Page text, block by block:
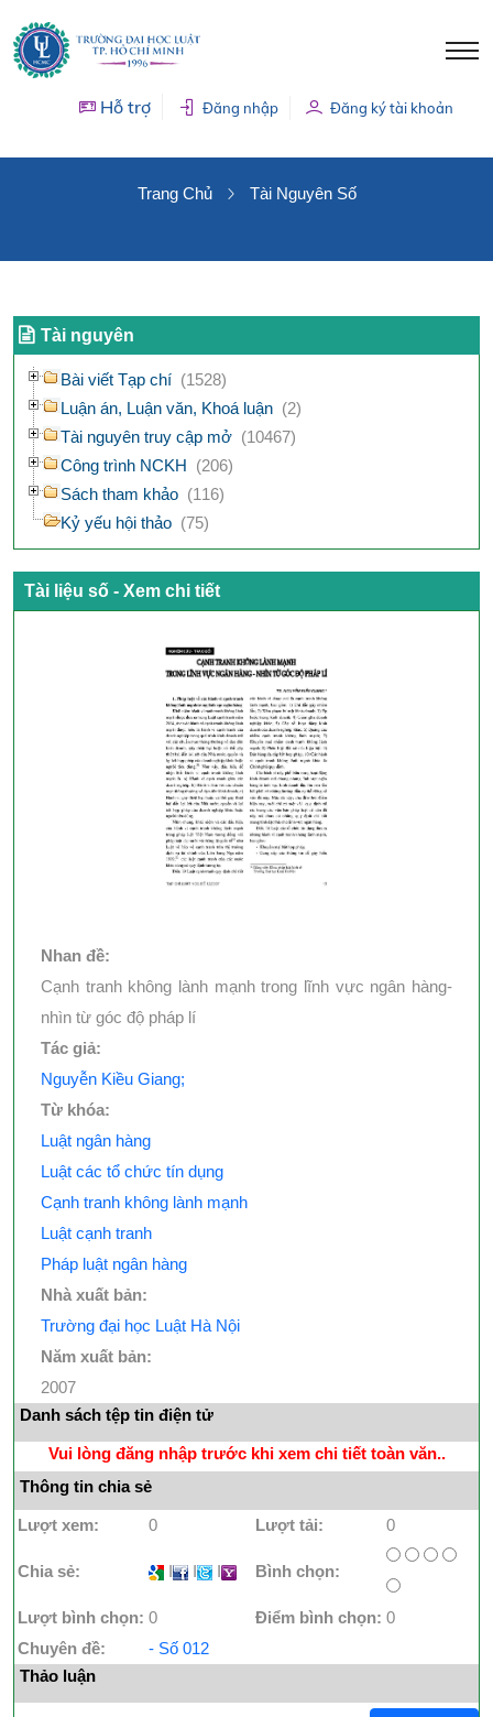
Hỗ trợ Đăng nhập Đăng ký tài khoản
Trang Chủ Tài Nguyên Số
Tài nguyên
Bài viết Tạp chí (1528)
Luận án, Luận văn, Khoá luận (2)
Tài nguyên truy cập mở (10467)
Công trình NCKH (206)
Sách tham khảo (116)
Kỷ yếu hội thảo (75)
Tài liệu số - Xem chi tiết
Nhan đề:
Cạnh tranh không lành mạnh trong lĩnh vực ngân hàng-
nhìn từ góc độ pháp lí
Tác giả:
Nguyễn Kiều Giang;
Từ khóa:
Luật ngân hàng
Luật các tổ chức tín dụng
Cạnh tranh không lành mạnh
Luật cạnh tranh
Pháp luật ngân hàng
Nhà xuất bản:
Trường đại học Luật Hà Nội
Năm xuất bản:
2007
Danh sách tệp tin điện tử
Vui lòng đăng nhập trước khi xem chi tiết toàn văn..
Thông tin chia sẻ
Lượt xem: 0 Lượt tải: 0
Chia sẻ: I I I Bình chọn:
Lượt bình chọn: 0 Điểm bình chọn: 0
Chuyên đề:
- Số 012
Thảo luận